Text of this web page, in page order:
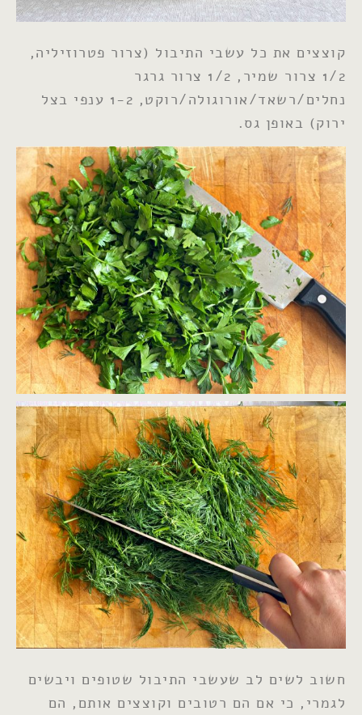
קוצצים את כל עשבי התיבול (צרור פטרוזיליה,
1/2 צרור שמיר, 1/2 צרור גרגר
נחלים/רשאד/אורוגולה/רוקט, 1-2 ענפי בצל
ירוק) באופן גס.
חשוב לשים לב שעשבי התיבול שטופים ויבשים
לגמרי, כי אם הם רטובים וקוצצים אותם, הם